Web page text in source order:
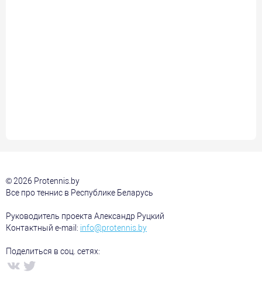
© 2026 Protennis.by
Все про теннис в Республике Беларусь
Руководитель проекта Александр Руцкий
Контактный e-mail: info@protennis.by
Поделиться в соц. сетях: